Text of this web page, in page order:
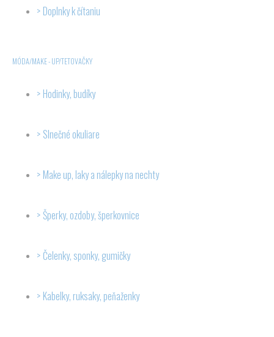
Doplnky k čítaniu
MÓDA/MAKE - UP/TETOVAČKY
Hodinky, budíky
Slnečné okuliare
Make up, laky a nálepky na nechty
Šperky, ozdoby, šperkovnice
Čelenky, sponky, gumičky
Kabelky, ruksaky, peňaženky